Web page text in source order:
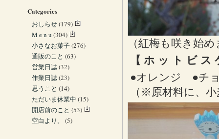
（紅梅も咲き始
【 ホ ッ ト ビ ス
●オレンジ ●チ
（※原材料に、
Categories
おしらせ(179)
M e n u (304)
小さなお菓子(276)
通販のこと (63)
営業日誌(32)
作業日誌(23)
思うこと (14)
ただいま休業中 (15)
開店前のこと (53)
空白より。
(5)